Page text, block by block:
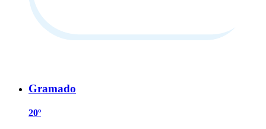
Gramado
20º